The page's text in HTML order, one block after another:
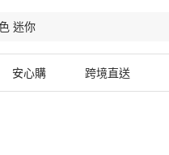
安心購 跨境直送